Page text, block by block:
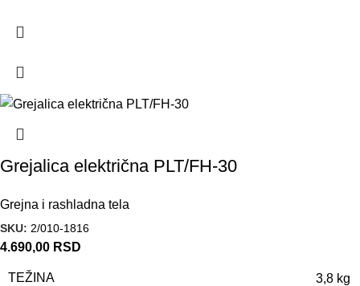
Grejalica električna PLT/FH-30
Grejna i rashladna tela
SKU: 2/010-1816
4.690,00 RSD
TEŽINA 3,8 kg